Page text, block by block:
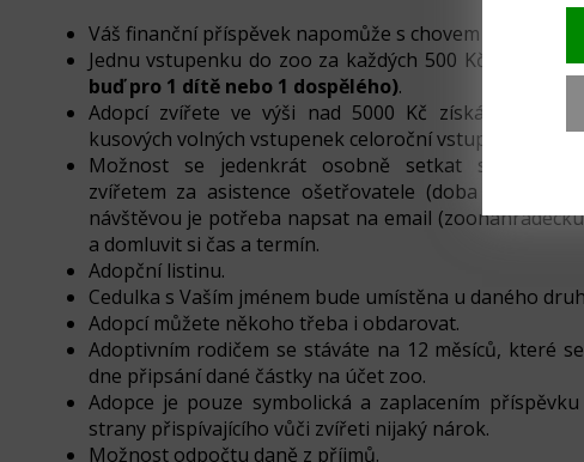
Váš finanční příspěvek napomůže s chovem daného
Jednu vstupenku do zoo za každých 500 Kč
buď pro 1 dítě nebo 1 dospělého).
Adopcí zvířete ve výši nad 5000 Kč získá adoptivní
kusových volných vstupenek celoroční vstup do zoo
Možnost se jedenkrát osobně setkat se svým
zvířetem za asistence ošetřovatele (doba trvání 30
návštěvou je potřeba napsat na email
a domluvit si čas a termín.
Adopční listinu.
Cedulka s Vaším jménem bude umístěna u daného
Adopcí můžete někoho třeba i obdarovat.
Adoptivním rodičem se stáváte na 12 měsíců, které
dne připsání dané částky na účet zoo.
Adopce je pouze symbolická a zaplacením
strany přispívajícího vůči zvířeti nijaký nárok.
Možnost odpočtu daně z příjmů.